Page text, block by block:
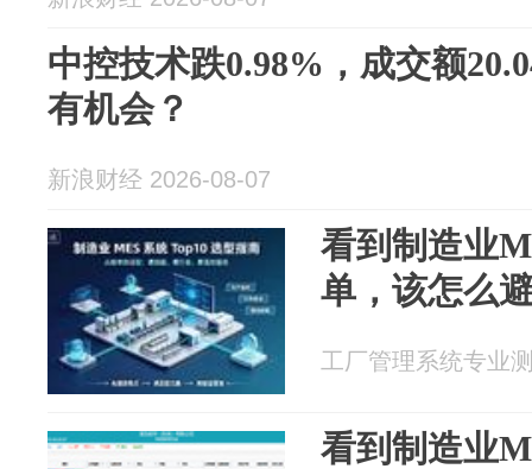
中控技术跌0.98%，成交额
有机会？
新浪财经 2026-08-07
看到制造业
单，该怎么
工厂管理系统专业
看到制造业